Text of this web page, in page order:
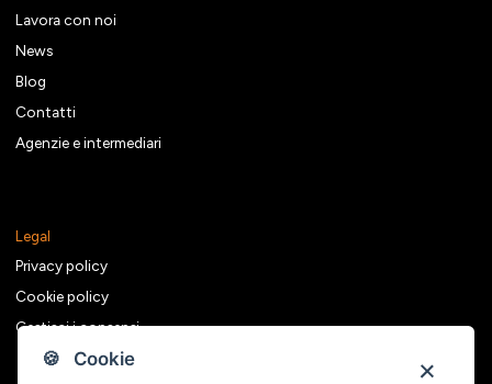
🍪 Cookie
Lavora con noi
News
Blog
Contatti
Agenzie e intermediari
Legal
Privacy policy
Cookie policy
Gestisci i consensi